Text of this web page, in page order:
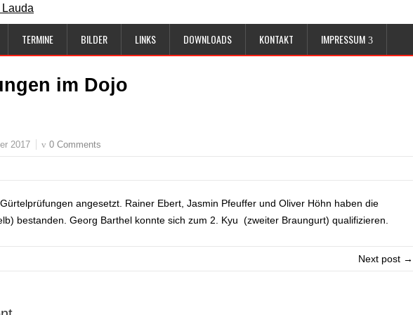
TERMINE BILDER LINKS DOWNLOADS KONTAKT IMPRESSUM
im Dojo
2017 0 Comments
angesetzt. Rainer Ebert, Jasmin Pfeuffer und Oliver Höhn haben die
bestanden. Georg Barthel konnte sich zum 2. Kyu (zweiter Braungurt) qualifizieren.
Next post →